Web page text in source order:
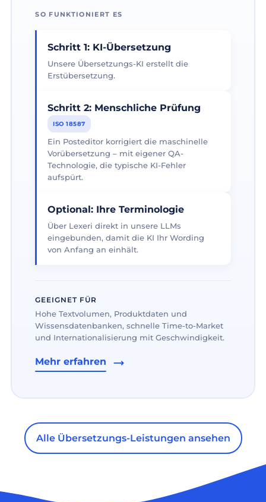
SO FUNKTIONIERT ES
Schritt 1: KI-Übersetzung
Unsere Übersetzungs-KI erstellt die
Erstübersetzung.
Schritt 2: Menschliche Prüfung
ISO 18587
Ein Posteditor korrigiert die maschinelle
Vorübersetzung – mit eigener QA-
Technologie, die typische KI-Fehler
aufspürt.
Optional: Ihre Terminologie
Über Lexeri direkt in unsere LLMs
eingebunden, damit die KI Ihr Wording
von Anfang an einhält.
GEEIGNET FÜR
Hohe Textvolumen, Produktdaten und
Wissensdatenbanken, schnelle Time-to-Market
und Internationalisierung mit Geschwindigkeit.
Mehr erfahren
Alle Übersetzungs-Leistungen ansehen